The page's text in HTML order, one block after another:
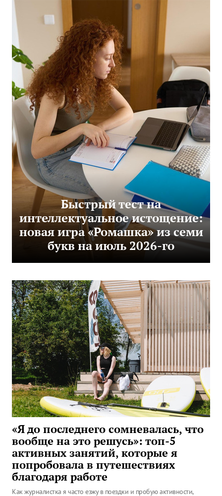
Быстрый тест на
интеллектуальное истощение:
новая игра «Ромашка» из семи
букв на июль 2026-го
«Я до последнего сомневалась, что
вообще на это решусь»: топ-5
активных занятий, которые я
попробовала в путешествиях
благодаря работе
Как журналистка я часто езжу в поездки и пробую активности,